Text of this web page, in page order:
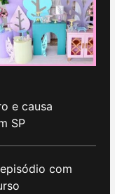
e causa
SP
com